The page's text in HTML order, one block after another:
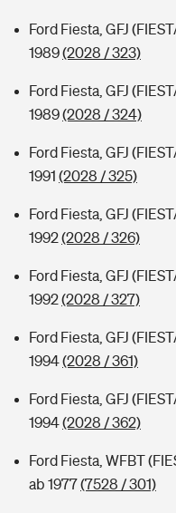
Ford Fiesta, GFJ
1989(2028 / 323)
Ford Fiesta, GFJ
1989(2028 / 324)
Ford Fiesta, GFJ
1991 (2028 / 325)
Ford Fiesta, GFJ
1992(2028 / 326)
Ford Fiesta, GFJ
1992(2028 / 327)
Ford Fiesta, GFJ
1994(2028 / 361)
Ford Fiesta, GFJ
1994(2028 / 362)
Ford Fiesta, WFBT
ab 1977(7528 / 301)